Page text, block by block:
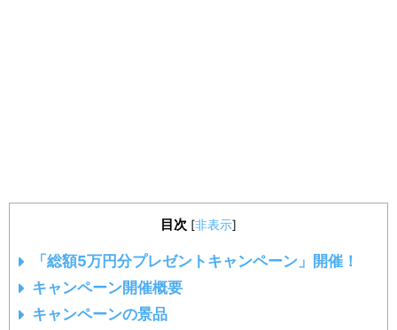
目次 [非表示]
「総額5万円分プレゼントキャンペーン」開催！
キャンペーン開催概要
キャンペーンの景品